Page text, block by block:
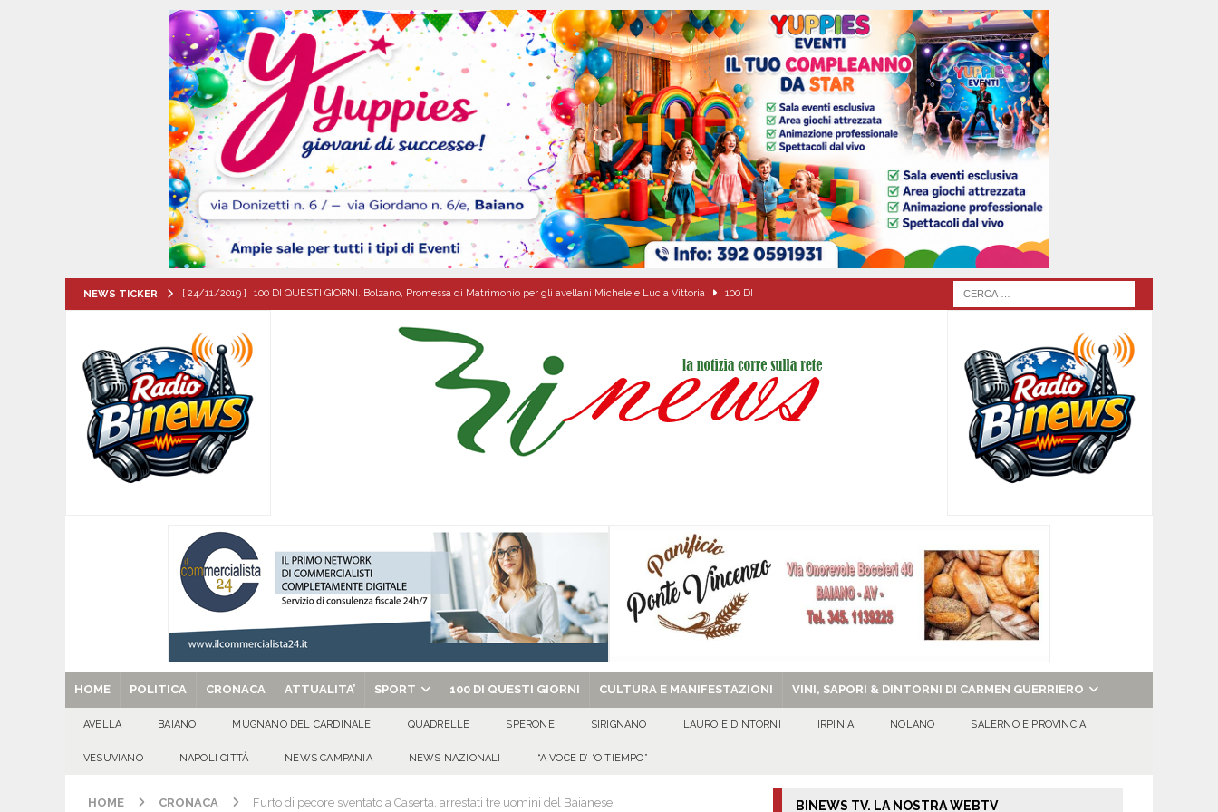
NEWS TICKER [ 24/11/2019 ] 100 DI QUESTI GIORNI. Bolzano, Promessa di Matrimonio per gli avellani Michele e Lucia Vittoria 100 DI
[ 06/08/2026 ] Lutto ad Avella: è scomparso il dott. Domenico Amato, aveva 85 anni
[ 06/08/2026 ] Brusciano dà il benvenuto all’Agosto Antoniano Bruscianese: al via il conto alla rovescia per la 151ª Festa dei
Gigli CULTURA E MANIFESTAZIONI
[ 06/08/2026 ] VALLESACCARDA, torna CumVivere: la tavola come simbolo di condivisione, armonia e bellezza.
E MANIFESTAZIONI
IRPINIA
[ 06/08/2026 ] Torna l’Aquilonia Jazz Fest: al via la seconda edizione della rassegna diretta da Antonio Onorato EVIDENZA
[ 29/08/2025 ] SANT’Oggi. Venerdì 29 agosto la chiesa celebra il Martirio di san Giovanni Battista e santa Sabina EVIDENZA
HOME POLITICA CRONACA ATTUALITA’ SPORT 100 DI QUESTI GIORNI CULTURA E MANIFESTAZIONI VINI, SAPORI & DINTORNI DI CARMEN GUERRIERO
AVELLA BAIANO MUGNANO DEL CARDINALE QUADRELLE SPERONE SIRIGNANO LAURO E DINTORNI IRPINIA NOLANO SALERNO E PROVINCIA
VESUVIANO NAPOLI CITTÀ NEWS CAMPANIA NEWS NAZIONALI “A VOCE D’ ‘O TIEMPO”
HOME CRONACA Furto di pecore sventato a Caserta, arrestati tre uomini del Baianese BINEWS TV. LA NOSTRA WEBTV